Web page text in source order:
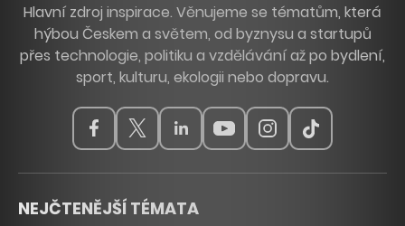
Hlavní zdroj inspirace. Věnujeme se tématům, která
hýbou Českem a světem, od byznysu a startupů
přes technologie, politiku a vzdělávání až po bydlení,
sport, kulturu, ekologii nebo dopravu.
NEJČTENĚJŠÍ TÉMATA